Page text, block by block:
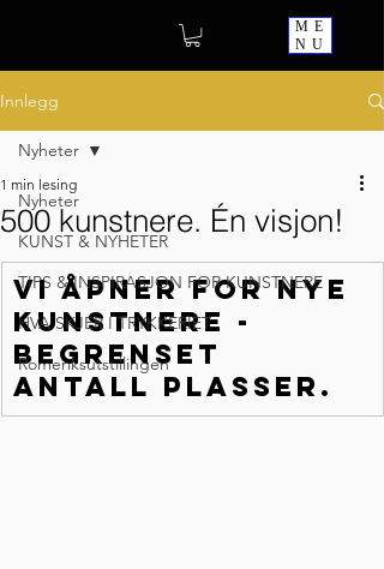
ME
NU
Innlegg
Nyheter
KUNST & NYHETER
TIPS & INSPIRASJON FOR KUNSTNERE
HVA SKJER I TRYKKERIET
Romeriksutstillingen
Nyheter
500 kunstnere. Én visjon!
1 min lesing
Vi åpner for nye
kunstnere -
begrenset
antall plasser.